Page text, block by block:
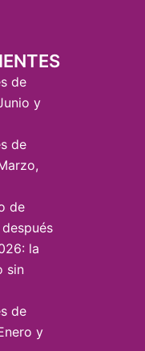
de
y
de
de
la
sin
de
y